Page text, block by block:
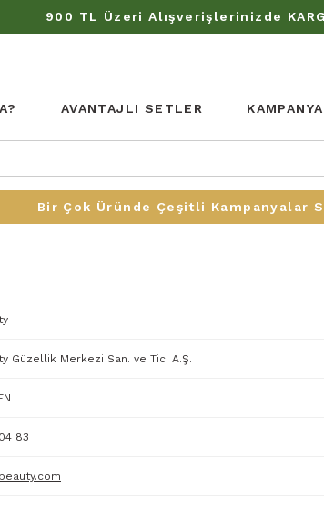
900 TL Üzeri Alışverişlerinizde
AVANTAJLI SETLER
Bir Çok Üründe Çeşitli Kampanyalar
Güzellik Merkezi San. ve Tic. A.Ş.
83